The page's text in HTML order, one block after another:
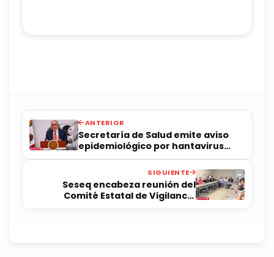
ANTERIOR
Secretaría de Salud emite aviso
epidemiológico por hantavirus
tras brote en crucero
SIGUIENTE
Seseq encabeza reunión del
Comité Estatal de Vigilancia
Epidemiológica